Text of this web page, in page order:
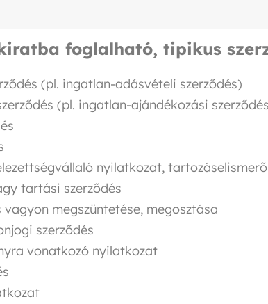
foglalható, tipikus
(pl. ingatlan-adásvételi szerződés)
(pl. ingatlan-ajándékozási
nyilatkozat,
tartási szerződés
megszüntetése, megosztása
szerződés
vonatkozó nyilatkozat